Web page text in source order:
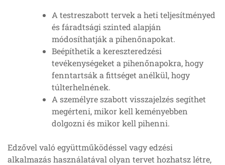
A testreszabott tervek a heti teljesítményed
és fáradtsági szinted alapján
módosíthatják a pihenőnapokat.
Beépíthetik a kereszteredzési
tevékenységeket a pihenőnapokra, hogy
fenntartsák a fittséget anélkül, hogy
túlterhelnének.
A személyre szabott visszajelzés segíthet
megérteni, mikor kell keményebben
dolgozni és mikor kell pihenni.
Edzővel való együttműködéssel vagy edzési
alkalmazás használatával olyan tervet hozhatsz létre,